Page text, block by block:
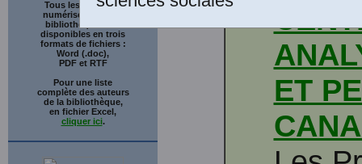
Tous les ouvrages
numérisés de cette
bibliothèque sont
disponibles en trois
formats de fichiers :
Word (.doc),
PDF et RTF
Pour une liste
complète des auteurs
de la bibliothèque,
en fichier Excel,
cliquer ici.
ET